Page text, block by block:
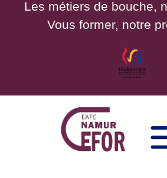
Les métiers de bouche,
Vous former, notre